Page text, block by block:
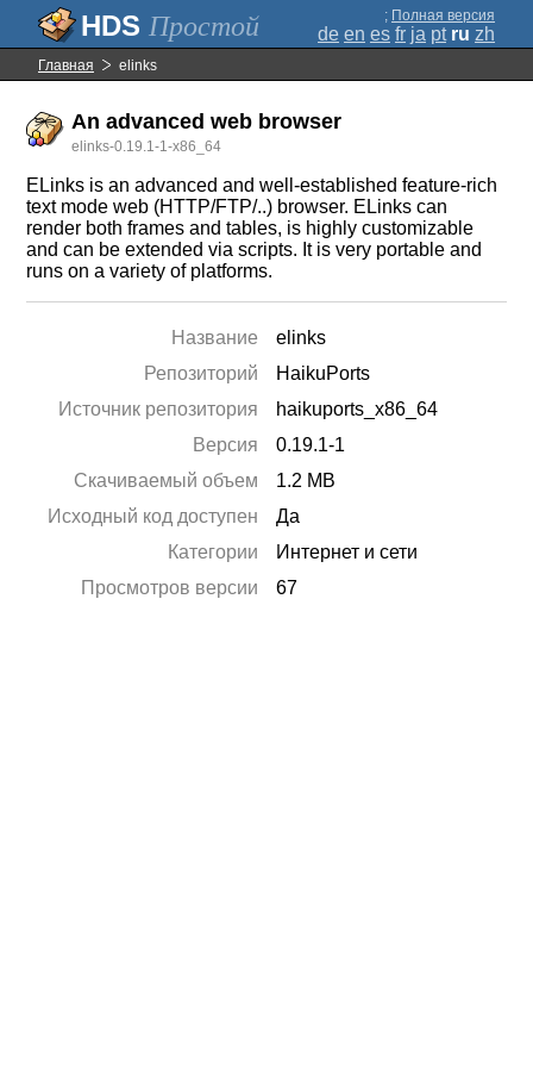
Простой ; Полная версия
de en es fr ja pt ru zh
Главная elinks
An advanced web browser
elinks-0.19.1-1-x86_64
ELinks is an advanced and well-established feature-rich
text mode web (HTTP/FTP/..) browser. ELinks can
render both frames and tables, is highly customizable
and can be extended via scripts. It is very portable and
runs on a variety of platforms.
Название
elinks
Репозиторий
HaikuPorts
Источник репозитория
haikuports_x86_64
Версия
0.19.1-1
Скачиваемый объем
1.2 MB
Исходный код доступен
Да
Категории
Интернет и сети
Просмотров версии
67